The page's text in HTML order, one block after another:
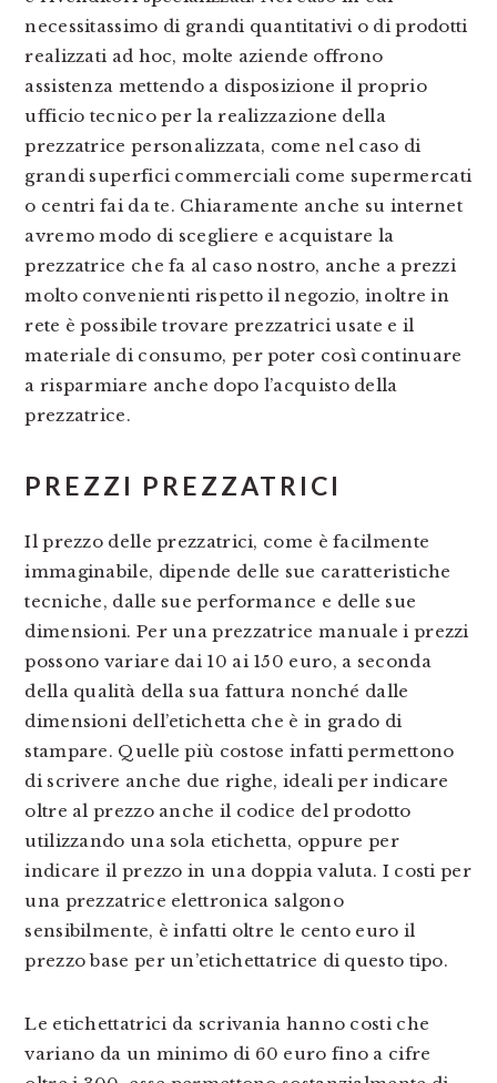
necessitassimo di grandi quantitativi o di prodotti
realizzati ad hoc, molte aziende offrono
assistenza mettendo a disposizione il proprio
ufficio tecnico per la realizzazione della
prezzatrice personalizzata, come nel caso di
grandi superfici commerciali come supermercati
o centri fai da te. Chiaramente anche su internet
avremo modo di scegliere e acquistare la
prezzatrice che fa al caso nostro, anche a prezzi
molto convenienti rispetto il negozio, inoltre in
rete è possibile trovare prezzatrici usate e il
materiale di consumo, per poter così continuare
a risparmiare anche dopo l’acquisto della
prezzatrice.
PREZZI PREZZATRICI
Il prezzo delle prezzatrici, come è facilmente
immaginabile, dipende delle sue caratteristiche
tecniche, dalle sue performance e delle sue
dimensioni. Per una prezzatrice manuale i prezzi
possono variare dai 10 ai 150 euro, a seconda
della qualità della sua fattura nonché dalle
dimensioni dell’etichetta che è in grado di
stampare. Quelle più costose infatti permettono
di scrivere anche due righe, ideali per indicare
oltre al prezzo anche il codice del prodotto
utilizzando una sola etichetta, oppure per
indicare il prezzo in una doppia valuta. I costi per
una prezzatrice elettronica salgono
sensibilmente, è infatti oltre le cento euro il
prezzo base per un’etichettatrice di questo tipo.
Le etichettatrici da scrivania hanno costi che
variano da un minimo di 60 euro fino a cifre